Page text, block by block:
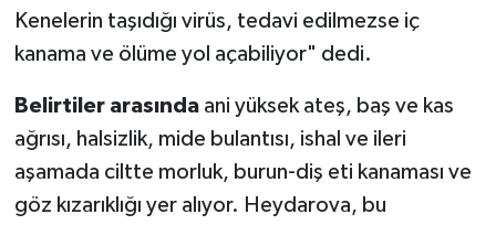
Kenelerin taşıdığı virüs, tedavi edilmezse iç
kanama ve ölüme yol açabiliyor" dedi.
Belirtiler arasındaani yüksek ateş, baş ve kas
ağrısı, halsizlik, mide bulantısı, ishal ve ileri
aşamada ciltte morluk, burun-diş eti kanaması ve
göz kızarıklığı yer alıyor. Heydarova, bu